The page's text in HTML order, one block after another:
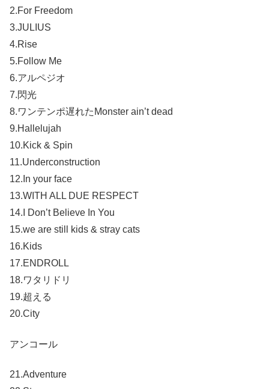
2.For Freedom
3.JULIUS
4.Rise
5.Follow Me
6.アルペジオ
7.閃光
8.ワンテンポ遅れたMonster ain’t dead
9.Hallelujah
10.Kick & Spin
11.Underconstruction
12.In your face
13.WITH ALL DUE RESPECT
14.I Don’t Believe In You
15.we are still kids & stray cats
16.Kids
17.ENDROLL
18.ワタリドリ
19.超える
20.City
アンコール
21.Adventure